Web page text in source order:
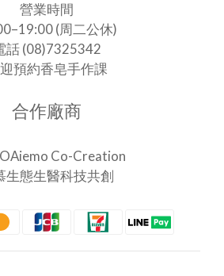
營業時間
(周二公休)
話 (08)7325342
預約香皂手作課
合作廠商
Co-Creation
生態生醫科技共創